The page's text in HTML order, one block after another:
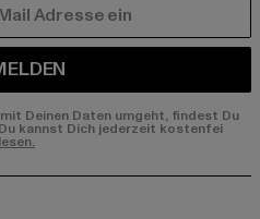
Deinen Daten umgeht, findest Du
kannst Dich jederzeit kostenfei